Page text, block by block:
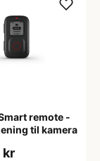
remote -
til kamera
kr